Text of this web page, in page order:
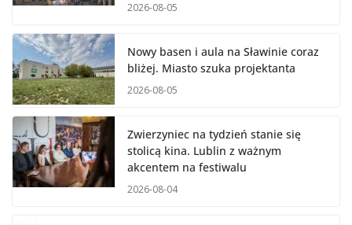
2026-08-05
Nowy basen i aula na Sławinie coraz
bliżej. Miasto szuka projektanta
2026-08-05
Zwierzyniec na tydzień stanie się
stolicą kina. Lublin z ważnym
akcentem na festiwalu
2026-08-04